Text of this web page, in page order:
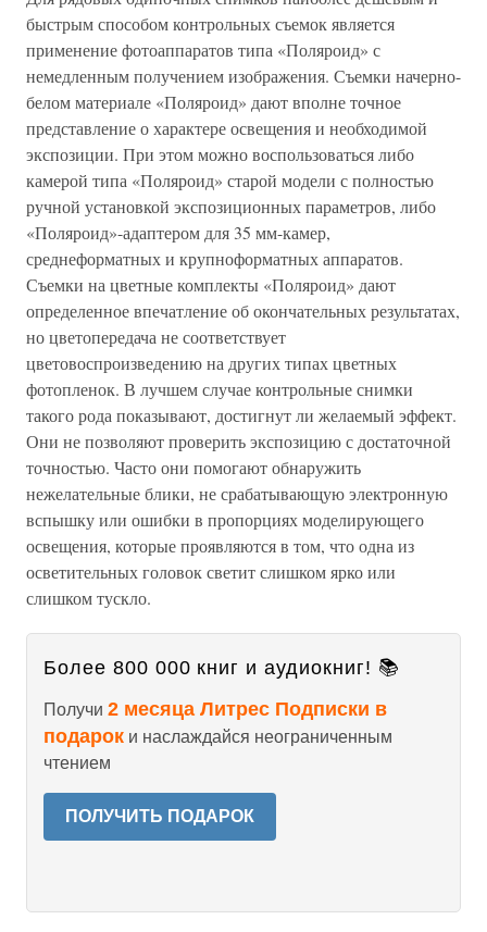
быстрым способом контрольных съемок является
применение фотоаппаратов типа «Поляроид» с
немедленным получением изображения. Съемки начерно-
белом материале «Поляроид» дают вполне точное
представление о характере освещения и необходимой
экспозиции. При этом можно воспользоваться либо
камерой типа «Поляроид» старой модели с полностью
ручной установкой экспозиционных параметров, либо
«Поляроид»-адаптером для 35 мм-камер,
среднеформатных и крупноформатных аппаратов.
Съемки на цветные комплекты «Поляроид» дают
определенное впечатление об окончательных результатах,
но цветопередача не соответствует
цветовоспроизведению на других типах цветных
фотопленок. В лучшем случае контрольные снимки
такого рода показывают, достигнут ли желаемый эффект.
Они не позволяют проверить экспозицию с достаточной
точностью. Часто они помогают обнаружить
нежелательные блики, не срабатывающую электронную
вспышку или ошибки в пропорциях моделирующего
освещения, которые проявляются в том, что одна из
осветительных головок светит слишком ярко или
слишком тускло.
Более 800 000 книг и аудиокниг! 📚
Получи 2 месяца Литрес Подписки в
подарок и наслаждайся неограниченным
чтением
ПОЛУЧИТЬ ПОДАРОК